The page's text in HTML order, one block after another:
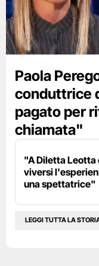
Paola
conduttrice
pagato per
chiamata"
"A Diletta Leotta
viversi
una spettatrice"
LEGGI TUTTA LA